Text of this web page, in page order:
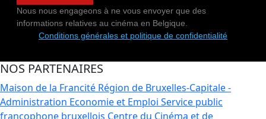
Nous nous engageons à ne vous envoyer que des
informations relatives au cinéma en Belgique.
Conditions générales et politique de confidentialité
NOS PARTENAIRES
Maison de la Francité Région de Bruxelles-Capitale -
Administration Economie et Emploi Service public
francophone bruxellois Centre du Cinéma et de